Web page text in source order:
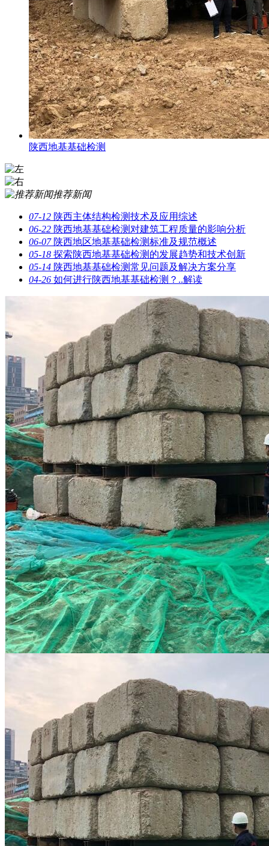
陕西地基基础检测
推荐新闻
07-12 陕西主体结构检测技术及应用综述
06-22 陕西地基基础检测对建筑工程质量的影响分析
06-07 陕西地区地基基础检测标准及规范概述
05-18 探索陕西地基基础检测的发展趋势和技术创新
05-14 陕西地基基础检测常见问题及解决方案分享
04-26 如何进行陕西地基基础检测？..解读